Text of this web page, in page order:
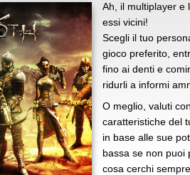
Ah, il multiplayer e
essi vicini!
Scegli il tuo
gioco preferito,
fino ai denti e
ridurli a informi
O meglio, valuti
caratteristiche del
in base alle sue
bassa se non puoi
cosa cerchi